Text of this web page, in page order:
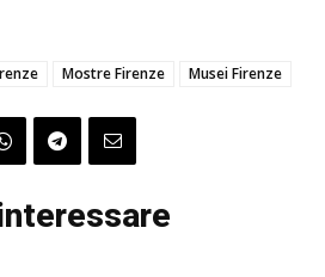
Mostre Firenze Musei Firenze